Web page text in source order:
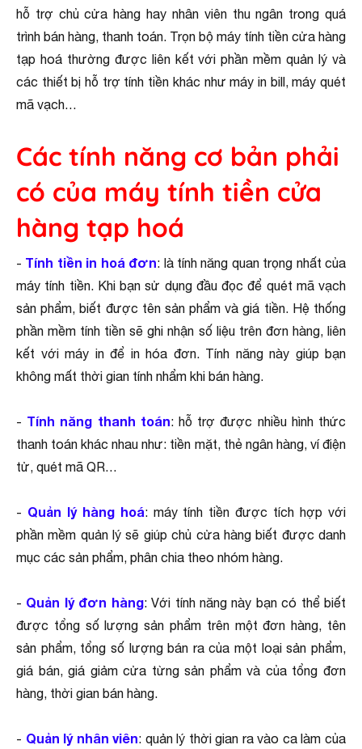
hỗ trợ chủ cửa hàng hay nhân viên thu ngân trong quá
trình bán hàng, thanh toán. Trọn bộ máy tính tiền cửa hàng
tạp hoá thường được liên kết với phần mềm quản lý và
các thiết bị hỗ trợ tính tiền khác như máy in bill, máy quét
mã vạch…
Các tính năng cơ bản phải
có của máy tính tiền cửa
hàng tạp hoá
- Tính tiền in hoá đơn: là tính năng quan trọng nhất của
máy tính tiền. Khi bạn sử dụng đầu đọc để quét mã vạch
sản phẩm, biết được tên sản phẩm và giá tiền. Hệ thống
phần mềm tính tiền sẽ ghi nhận số liệu trên đơn hàng, liên
kết với máy in để in hóa đơn. Tính năng này giúp bạn
không mất thời gian tính nhẩm khi bán hàng.
- Tính năng thanh toán: hỗ trợ được nhiều hình thức
thanh toán khác nhau như: tiền mặt, thẻ ngân hàng, ví điện
tử, quét mã QR…
- Quản lý hàng hoá: máy tính tiền được tích hợp với
phần mềm quản lý sẽ giúp chủ cửa hàng biết được danh
mục các sản phẩm, phân chia theo nhóm hàng.
- Quản lý đơn hàng: Với tính năng này bạn có thể biết
được tổng số lượng sản phẩm trên một đơn hàng, tên
sản phẩm, tổng số lượng bán ra của một loại sản phẩm,
giá bán, giá giảm cửa từng sản phẩm và của tổng đơn
hàng, thời gian bán hàng.
- Quản lý nhân viên: quản lý thời gian ra vào ca làm của